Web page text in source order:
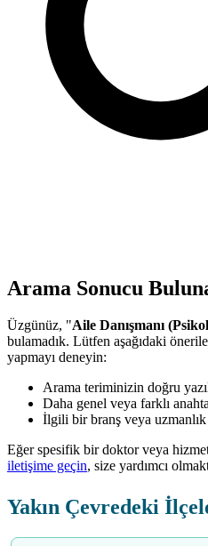
Arama Sonucu
Üzgünüz, "Aile Danışmanı
bulamadık. Lütfen aşağıdaki
yapmayı deneyin:
Arama teriminizin doğru
Daha genel veya farklı
İlgili bir branş veya uzmanlık
Eğer spesifik bir doktor veya
iletişime geçin, size yardımcı
Yakın Çevredeki